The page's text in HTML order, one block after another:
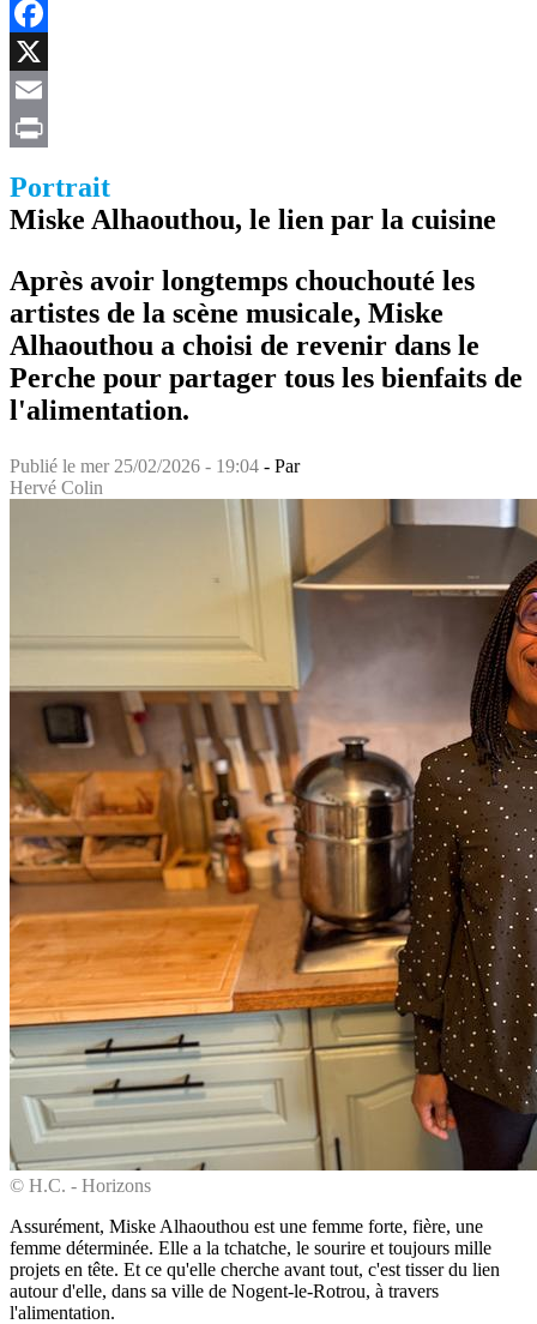
LinkedIn
Facebook
X
Email
Portrait
Miske Alhaouthou, le lien par la cuisine
Après avoir longtemps chouchouté les
artistes de la scène musicale, Miske
Alhaouthou a choisi de revenir dans le
Perche pour partager tous les bienfaits de
l'alimentation.
Publié le mer 25/02/2026 - 19:04 - Par
Hervé Colin
© H.C. - Horizons
Assurément, Miske Alhaouthou est une femme forte, fière, une
femme déterminée. Elle a la tchatche, le sourire et toujours mille
projets en tête. Et ce qu'elle cherche avant tout, c'est tisser du lien
autour d'elle, dans sa ville de Nogent-le-Rotrou, à travers
l'alimentation.